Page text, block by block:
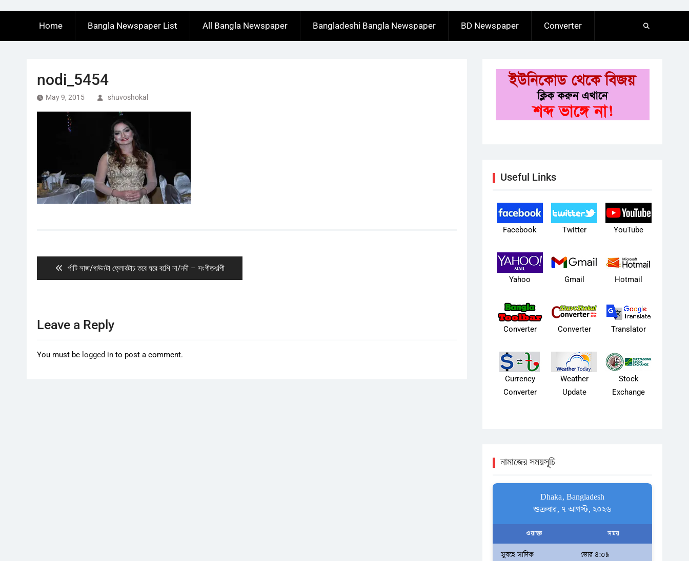
Home Bangla Newspaper List All Bangla Newspaper Bangladeshi Bangla Newspaper BD Newspaper Converter
nodi_5454
May 9, 2015 shuvoshokal
Previous
post:
র্পাটি সাজ/গাউনটা ফ্লোরটাচ তবে ঘরে বশেি না/নদী – সংগীতশল্পিী
Leave a Reply
You must be logged in to post a comment.
Useful Links
Facebook Twitter YouTube
Yahoo Gmail Hotmail
Converter Converter Translator
Currency
Converter
Weather
Update
Stock
Exchange
নামাজের সময়সূচি
Dhaka, Bangladesh
শুক্রবার, ৭ আগস্ট, ২০২৬
ওয়াক্ত সময়
সুবহে সাদিক ভোর ৪:০৯